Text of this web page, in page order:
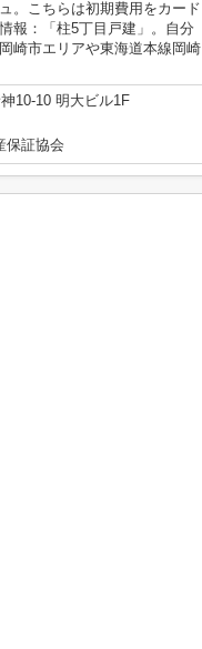
。こちらは初期費用をカード
報：「柱5丁目戸建」。自分
崎市エリアや東海道本線岡崎
10-10 明大ビル1F
保証協会